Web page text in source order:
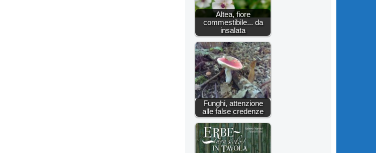
Altea, fiore
commestibile... da
insalata
Funghi, attenzione
alle false credenze